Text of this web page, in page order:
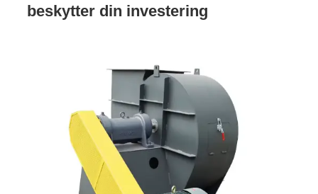
beskytter din investering